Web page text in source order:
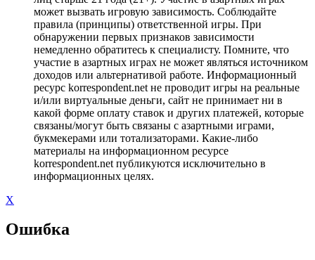
может вызвать игровую зависимость. Соблюдайте
правила (принципы) ответственной игры. При
обнаружении первых признаков зависимости
немедленно обратитесь к специалисту. Помните, что
участие в азартных играх не может являться источником
доходов или альтернативой работе. Информационный
ресурс korrespondent.net не проводит игры на реальные
и/или виртуальные деньги, сайт не принимает ни в
какой форме оплату ставок и других платежей, которые
связаны/могут быть связаны с азартными играми,
букмекерами или тотализаторами. Какие-либо
материалы на информационном ресурсе
korrespondent.net публикуются исключительно в
информационных целях.
X
Ошибка